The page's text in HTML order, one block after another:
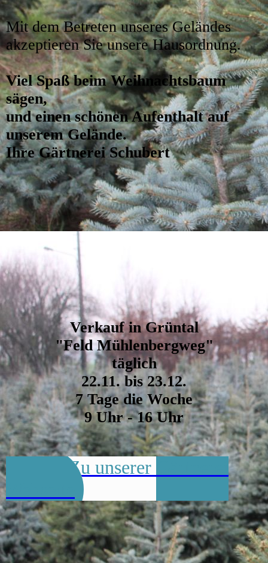
Mit dem Betreten unseres Geländes
akzeptieren Sie unsere Hausordnung.
Viel Spaß beim Weihnachtsbaum
sägen,
und einen schönen Aufenthalt auf
unserem Gelände.
Ihre Gärtnerei Schubert
Verkauf in Grüntal
"Feld Mühlenbergweg"
täglich
22.11. bis 23.12.
7 Tage die Woche
9 Uhr - 16 Uhr
Klick! Zu unserer Gärtnerei